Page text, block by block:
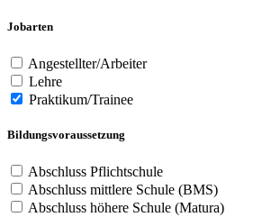
Jobarten
Angestellter/Arbeiter
Lehre
Praktikum/Trainee
Bildungsvoraussetzung
Abschluss Pflichtschule
Abschluss mittlere Schule (BMS)
Abschluss höhere Schule (Matura)